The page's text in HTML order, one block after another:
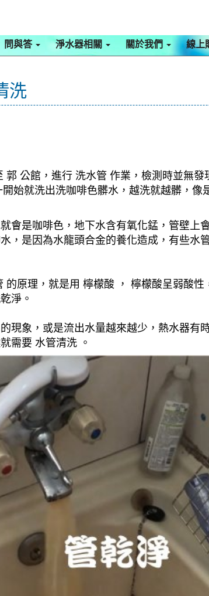
問與答 淨水器相關 關於我們 線上
洗
公館，進行 洗水管 作業，檢測時並無
始就洗出洗咖啡色髒水，越洗就越髒，像
會是咖啡色，地下水含有氧化錳，管壁上
，是因為水龍頭合金的養化造成，有些水
原理，就是用 檸檬酸 ， 檸檬酸呈弱酸
淨。
現象，或是流出水量越來越少，熱水器有
需要 水管清洗 。